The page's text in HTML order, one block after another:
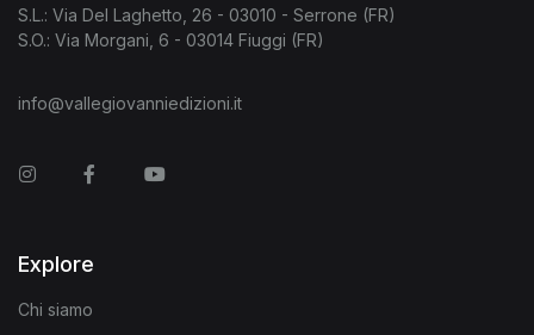
S.L.: Via Del Laghetto, 26 - 03010 - Serrone (FR)
S.O.: Via Morgani, 6 - 03014 Fiuggi (FR)
info@vallegiovanniedizioni.it
InstagramFacebookYou Tube
Explore
Chi siamo